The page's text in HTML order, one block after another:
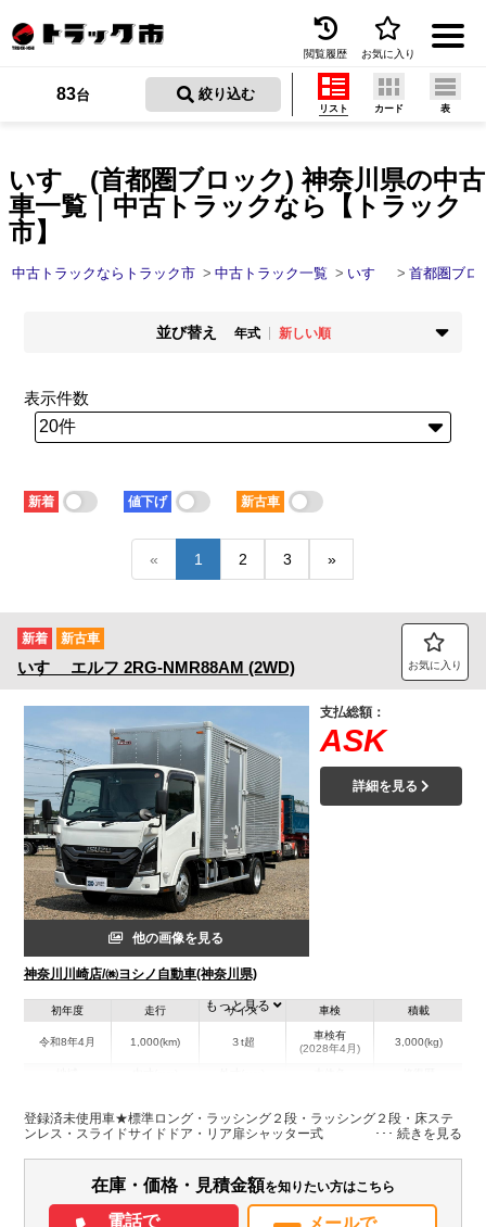
トラック買取
トラック市とは
保存した検索条件
トラック市FC会員専用ページはこちら
ログイン
閲覧履歴 お気に入り
いすゞ(首都圏ブロック) 神奈川県の中古
車一覧｜中古トラックなら【トラック
市】
83台 絞り込む
リスト カード 表
中古トラックならトラック市 中古トラック一覧 いすゞ 首都圏ブロ
並び替え 年式
新しい順
新着順
走行距離
少ない順
多い順
価格
安い順
高い順
少ない順
多い順
短い順
表示件数
新着 値下げ 新古車
« 1 2 3 »
新着 新古車
いすゞ エルフ 2RG-NMR88AM (2WD) お気に入り
他の画像を見る
神奈川川崎店/㈱ヨシノ自動車(神奈川県)
支払総額：
ASK
詳細を見る
初年度
令和8年4月
走行
1,000(km)
サイズ
３t超
車検
車検有
(2028年4月)
積載
3,000(kg)
神奈川県
W:1,770
H:2,050
－
装備情報
電動格納ミラー
バックモニター
もっと見る
登録済未使用車★標準ロング・ラッシング２段・ラッシング２段・床ステ
ンレス・スライドサイドドア・リア扉シャッター式
在庫・価格・見積金額を知りたい方はこちら
電話で
メールで